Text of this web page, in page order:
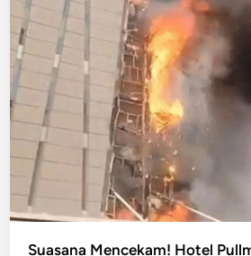
Suasana Mencekam! Hotel